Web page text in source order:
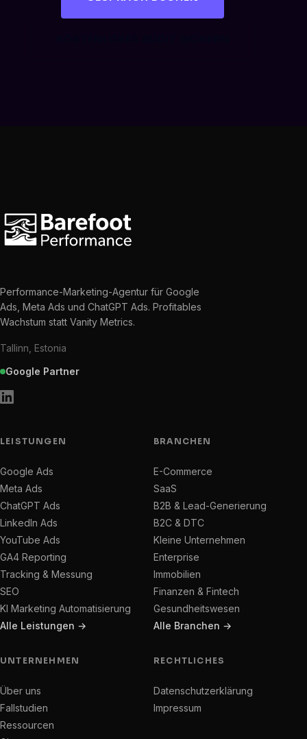
Performance-Marketing-Agentur für Google
Ads, Meta Ads und ChatGPT Ads. Profitables
Wachstum statt Vanity Metrics.
Tallinn, Estonia
Google Partner
LEISTUNGEN
Google Ads
Meta Ads
ChatGPT Ads
LinkedIn Ads
YouTube Ads
GA4 Reporting
Tracking & Messung
SEO
KI Marketing Automatisierung
Alle Leistungen →
BRANCHEN
E-Commerce
SaaS
B2B & Lead-Generierung
B2C & DTC
Kleine Unternehmen
Enterprise
Immobilien
Finanzen & Fintech
Gesundheitswesen
Alle Branchen →
UNTERNEHMEN
Über uns
Fallstudien
Ressourcen
RECHTLICHES
Datenschutzerklärung
Impressum